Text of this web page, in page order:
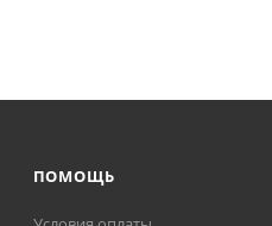
ПОМОЩЬ